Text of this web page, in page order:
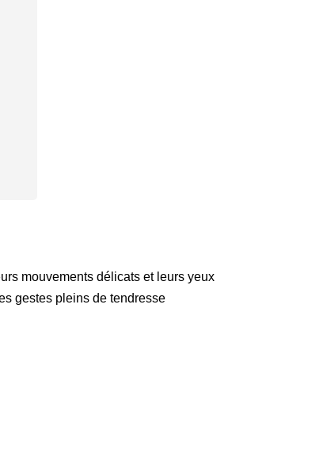
mouvements délicats et leurs yeux
gestes pleins de tendresse